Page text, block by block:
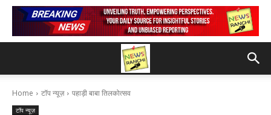
Home टॉप न्यूज़ पहाड़ी बाबा तिलकोत्सव
टॉप न्यूज़